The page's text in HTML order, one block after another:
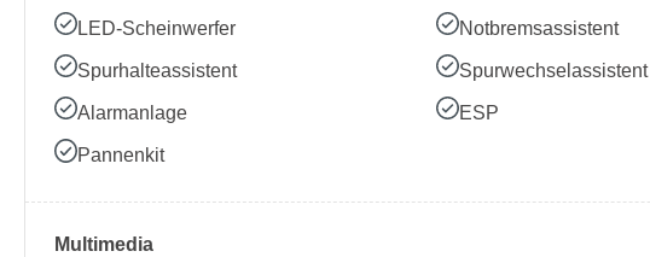
LED-Scheinwerfer Notbremsassistent
Spurhalteassistent Spurwechselassistent
Alarmanlage ESP
Pannenkit
Multimedia